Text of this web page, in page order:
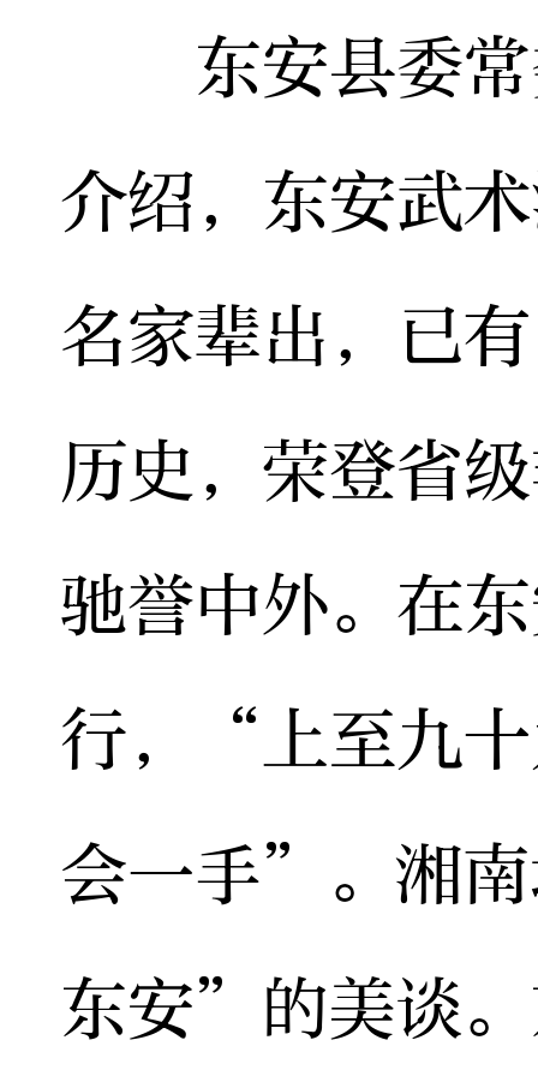
东安县委常
介绍，东安武
名家辈出，已
历史，荣登省
驰誉中外。在
行，“上至九
会一手”。湘
东安”的美谈